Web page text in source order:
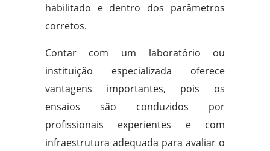
habilitado e dentro dos parâmetros
corretos.
Contar com um laboratório ou
instituição especializada oferece
vantagens importantes, pois os
ensaios são conduzidos por
profissionais experientes e com
infraestrutura adequada para avaliar o